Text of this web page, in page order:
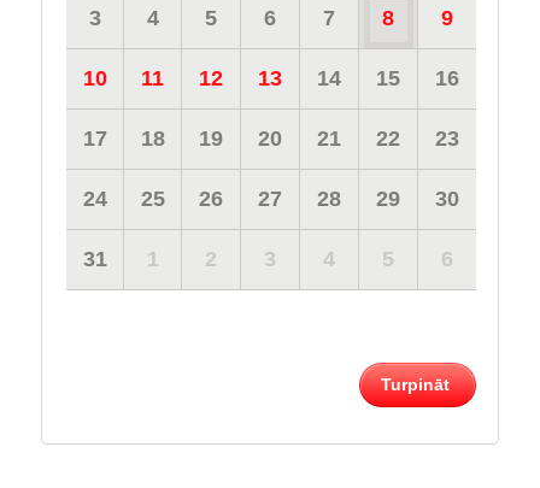
3 4 5 6 7 8 9
10 11 12 13 14 15 16
17 18 19 20 21 22 23
24 25 26 27 28 29 30
31 1 2 3 4 5 6
Turpināt